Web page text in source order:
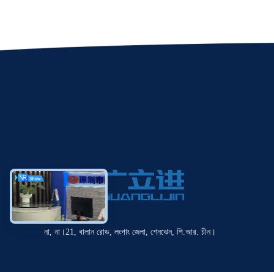
না, না।21, বালান রোড, লংগাং জেলা, শেনঝেন, পি.আর. চীন।